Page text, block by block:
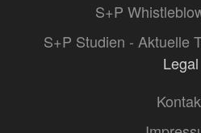
S+P
S+P Studien - Aktuelle
Legal